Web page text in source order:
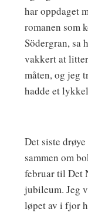
har oppdaget
romanen som
Södergran, sa
vakkert at
måten, og jeg
hadde et
Det siste
sammen om
februar til Det
jubileum. Jeg
løpet av i fjor